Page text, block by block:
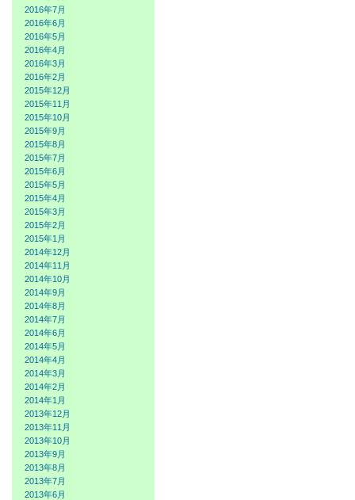
2016年7月
2016年6月
2016年5月
2016年4月
2016年3月
2016年2月
2015年12月
2015年11月
2015年10月
2015年9月
2015年8月
2015年7月
2015年6月
2015年5月
2015年4月
2015年3月
2015年2月
2015年1月
2014年12月
2014年11月
2014年10月
2014年9月
2014年8月
2014年7月
2014年6月
2014年5月
2014年4月
2014年3月
2014年2月
2014年1月
2013年12月
2013年11月
2013年10月
2013年9月
2013年8月
2013年7月
2013年6月